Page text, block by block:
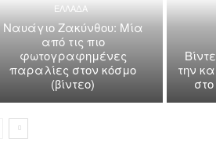
ΕΛΛΑΔΑ
Ναυάγιο Ζακύνθου: Μία
από τις πιο
φωτογραφημένες
παραλίες στον κόσμο
(βίντεο)
την